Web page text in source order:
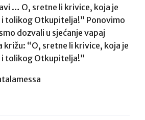
… O, sretne li krivice, koja je
tolikog Otkupitelja!” Ponovimo
dozvali u sjećanje vapaj
križu: “O, sretne li krivice, koja je
tolikog Otkupitelja!”